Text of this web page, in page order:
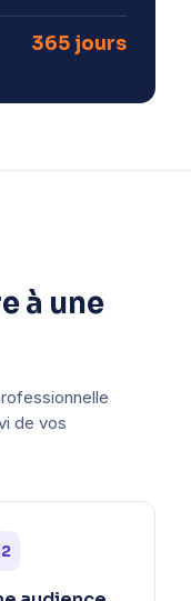
365 jours
à une
de vos